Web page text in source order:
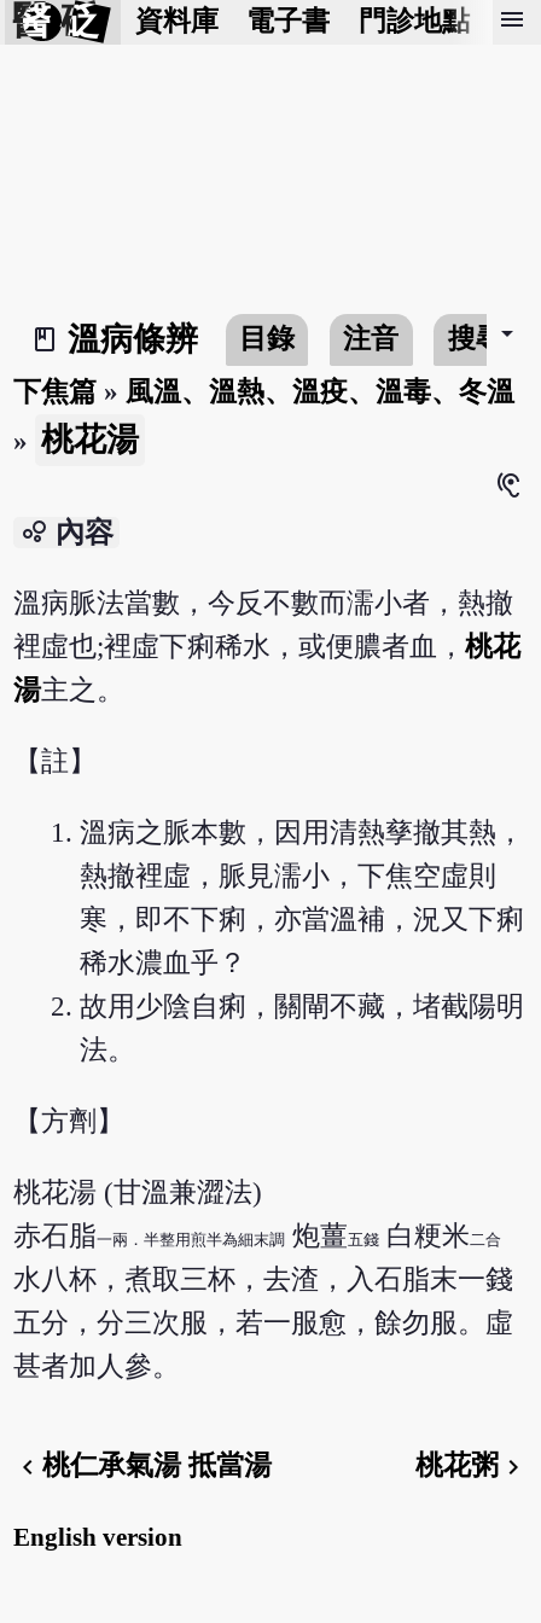
醫 砭 資料庫 電子書 門診地點 預
menu
book_2
溫病條辨 目錄 注音 搜尋arrow_drop_down
下焦篇 » 風溫、溫熱、溫疫、溫毒、冬溫
» 桃花湯
hearing
bubble_chart 內容
溫病脈法當數，今反不數而濡小者，熱撤
裡虛也;裡虛下痢稀水，或便膿者血，桃花
湯主之。
【註】
溫病之脈本數，因用清熱孳撤其熱，
熱撤裡虛，脈見濡小，下焦空虛則
寒，即不下痢，亦當溫補，況又下痢
稀水濃血乎？
故用少陰自痢，關閘不藏，堵截陽明
法。
【方劑】
桃花湯 (甘溫兼澀法)
赤石脂一兩．半整用煎半為細末調 炮薑五錢 白粳米 二合
水八杯，煮取三杯，去渣，入石脂末一錢
五分，分三次服，若一服愈，餘勿服。虛
甚者加人參。
chevron_left桃仁承氣湯 抵當湯 桃花粥chevron_right
English version